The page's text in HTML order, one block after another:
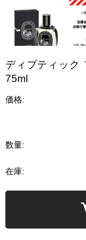
ディプティック
75ml
価格:
数量:
在庫: